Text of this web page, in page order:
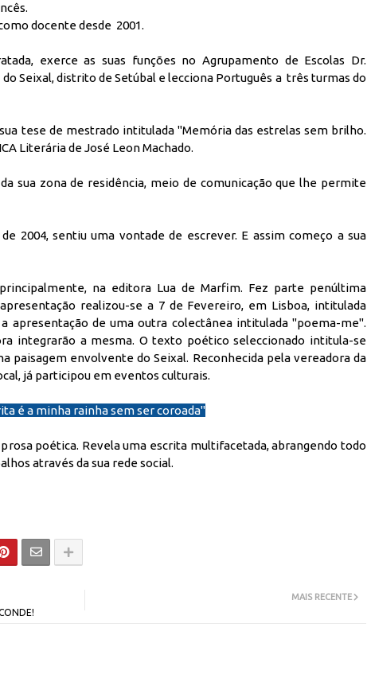
docente desde 2001.
exerce as suas funções no Agrupamento de Escolas Dr.
Seixal, distrito de Setúbal e lecciona Português a três turmas do
tese de mestrado intitulada ''Memória das estrelas sem brilho.
Literária de José Leon Machado.
sua zona de residência, meio de comunicação que lhe permite
2004, sentiu uma vontade de escrever. E assim começo a sua
na editora Lua de Marfim. Fez parte penúltima
realizou-se a 7 de Fevereiro, em Lisboa, intitulada
apresentação de uma outra colectânea intitulada ''poema-me''.
integrarão a mesma. O texto poético seleccionado intitula-se
paisagem envolvente do Seixal. Reconhecida pela vereadora da
já participou em eventos culturais.
é a minha rainha sem ser coroada''
poética. Revela uma escrita multifacetada, abrangendo todo
através da sua rede social.
MAIS RECENTE